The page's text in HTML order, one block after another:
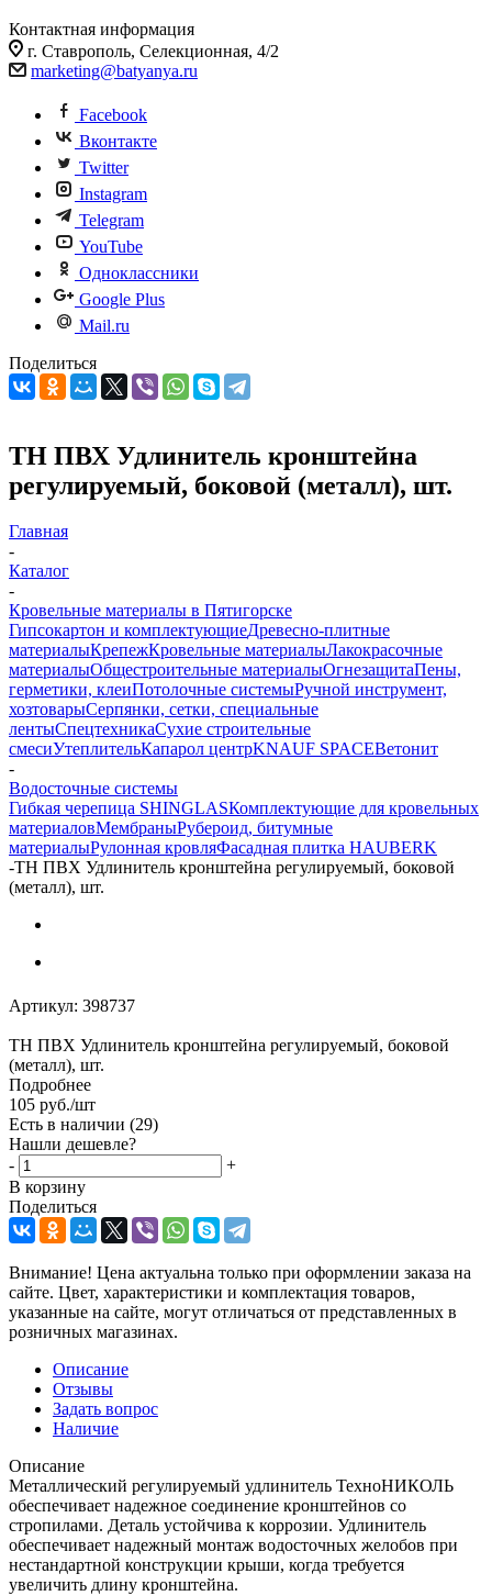
Контактная информация
г. Ставрополь, Селекционная, 4/2
marketing@batyanya.ru
Facebook
Вконтакте
Twitter
Instagram
Telegram
YouTube
Одноклассники
Google Plus
Mail.ru
Поделиться
ТН ПВХ Удлинитель кронштейна
регулируемый, боковой (металл), шт.
Главная
-
Каталог
-
Кровельные материалы в Пятигорске
Гипсокартон и комплектующиеДревесно-плитные
материалыКрепежКровельные материалыЛакокрасочные
материалыОбщестроительные материалыОгнезащитаПены,
герметики, клеиПотолочные системыРучной инструмент,
хозтоварыСерпянки, сетки, специальные
лентыСпецтехникаСухие строительные
смесиУтеплительКапарол центрKNAUF SPACEВетонит
-
Водосточные системы
Гибкая черепица SHINGLASКомплектующие для кровельных
материаловМембраныРубероид, битумные
материалыРулонная кровляФасадная плитка HAUBERK
-ТН ПВХ Удлинитель кронштейна регулируемый, боковой
(металл), шт.
Артикул: 398737
ТН ПВХ Удлинитель кронштейна регулируемый, боковой
(металл), шт.
Подробнее
105 руб./шт
Есть в наличии (29)
Нашли дешевле?
-
+
В корзину
Поделиться
Внимание! Цена актуальна только при оформлении заказа на
сайте. Цвет, характеристики и комплектация товаров,
указанные на сайте, могут отличаться от представленных в
розничных магазинах.
Описание
Отзывы
Задать вопрос
Наличие
Описание
Металлический регулируемый удлинитель ТехноНИКОЛЬ
обеспечивает надежное соединение кронштейнов со
стропилами. Деталь устойчива к коррозии. Удлинитель
обеспечивает надежный монтаж водосточных желобов при
нестандартной конструкции крыши, когда требуется
увеличить длину кронштейна.